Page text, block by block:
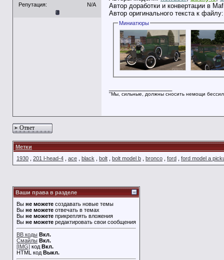
Репутация:
N/A
Автор доработки и конвертации в
Автор оригинального текста к
Миниатюры
"Мы, сильные, должны сносить немощи
Ответ
Метки
1930
201 l-head-4 ace black bolt bolt model b bronco ford ford model a
Ваши права в разделе
Вы не можете создавать новые темы
Вы не можете отвечать в темах
Вы не можете прикреплять вложения
Вы не можете редактировать свои сообщения
BB коды Вкл.
Смайлы Вкл.
[IMG] код Вкл.
HTML код Выкл.